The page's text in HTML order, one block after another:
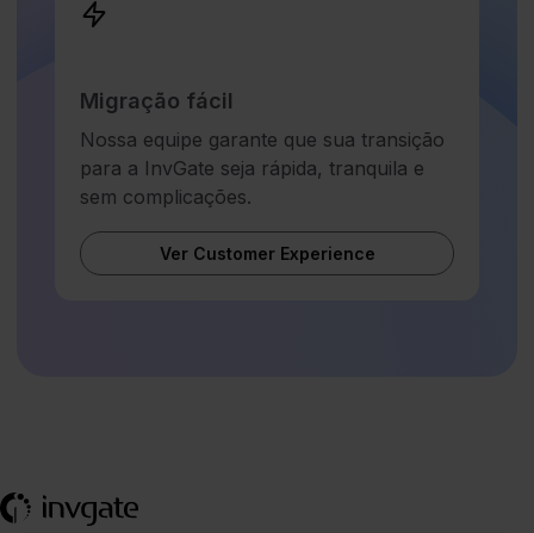
Migração fácil
Nossa equipe garante que sua transição
para a InvGate seja rápida, tranquila e
sem complicações.
Ver Customer Experience